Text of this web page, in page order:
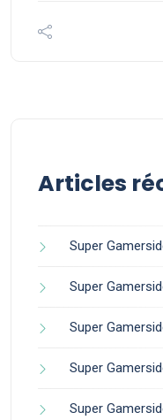
Articles
Super
Super
Super
Super
Super